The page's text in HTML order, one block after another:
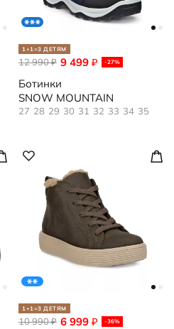
1+1=3 ДЕТЯМ
9 499 ₽ -27%
12 990₽
Ботинки
SNOW MOUNTAIN
27 28 29 30 31 32 33 34 35
1+1=3 ДЕТЯМ
6 999 ₽ -36%
10 990₽